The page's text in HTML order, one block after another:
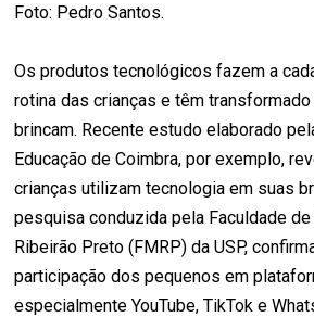
Foto: Pedro Santos.
Os produtos tecnológicos fazem a
rotina das crianças e têm
brincam. Recente estudo elaborado
Educação de Coimbra, por exemplo,
crianças utilizam tecnologia em suas
pesquisa conduzida pela Faculdade
Ribeirão Preto (FMRP) da USP,
participação dos pequenos em
especialmente YouTube, TikTok e